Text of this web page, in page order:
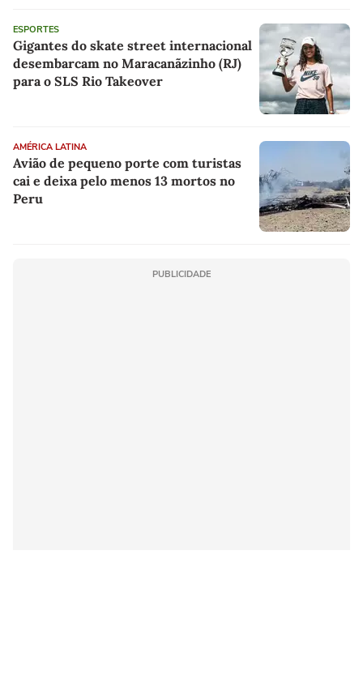
ESPORTES
Gigantes do skate street internacional
desembarcam no Maracanãzinho (RJ)
para o SLS Rio Takeover
AMÉRICA LATINA
Avião de pequeno porte com turistas
cai e deixa pelo menos 13 mortos no
Peru
PUBLICIDADE